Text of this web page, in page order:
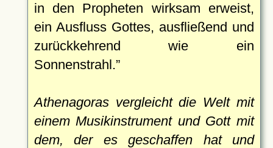
in den Propheten wirksam erweist,
ein Ausfluss Gottes, ausfließend und
zurückkehrend wie ein
Sonnenstrahl.
Athenagoras vergleicht die Welt mit
einem Musikinstrument und Gott mit
dem, der es geschaffen hat und